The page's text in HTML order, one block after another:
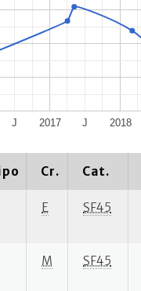
2017 2018
J J
Cr. Cat.
E SF45
M SF45